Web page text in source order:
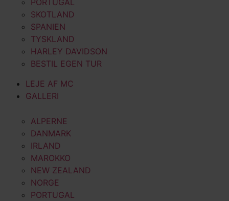
PORTUGAL
SKOTLAND
SPANIEN
TYSKLAND
HARLEY DAVIDSON
BESTIL EGEN TUR
LEJE AF MC
GALLERI
ALPERNE
DANMARK
IRLAND
MAROKKO
NEW ZEALAND
NORGE
PORTUGAL